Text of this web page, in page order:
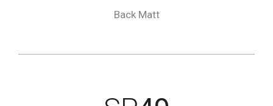
Back Matt